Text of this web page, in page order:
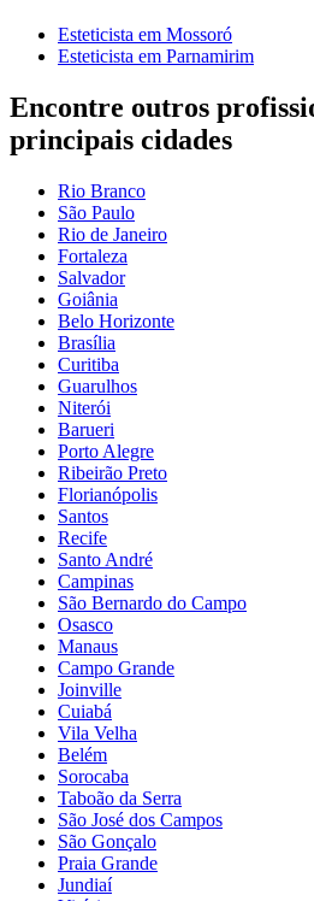
Esteticista em Mossoró
Esteticista em Parnamirim
Encontre outros
principais cidades
Rio Branco
São Paulo
Rio de Janeiro
Fortaleza
Salvador
Goiânia
Belo Horizonte
Brasília
Curitiba
Guarulhos
Niterói
Barueri
Porto Alegre
Ribeirão Preto
Florianópolis
Santos
Recife
Santo André
Campinas
São Bernardo do Campo
Osasco
Manaus
Campo Grande
Joinville
Cuiabá
Vila Velha
Belém
Sorocaba
Taboão da Serra
São José dos Campos
São Gonçalo
Praia Grande
Jundiaí